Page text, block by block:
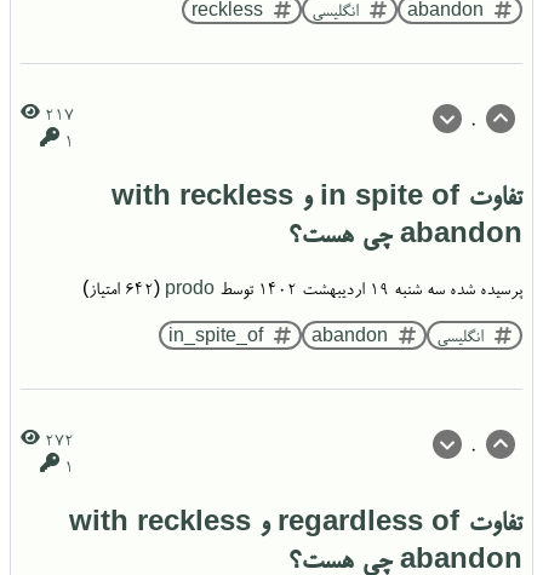
abandon انگلیسی reckless
0
217
1
تفاوت in spite of و with reckless
abandon چی‌ هست؟
پرسیده شده سه شنبه ۱۹ اردیبهشت ۱۴۰۲ توسط prodo
(
642 امتیاز)
انگلیسی abandon
in_spite_of
0
272
1
تفاوت regardless of و with reckless
abandon چی‌ هست؟